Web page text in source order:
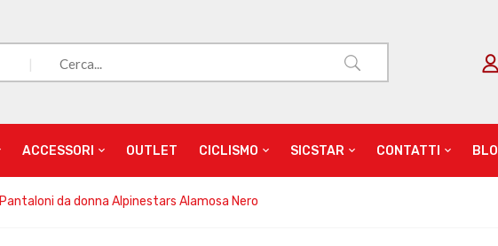
ACCESSORI OUTLET CICLISMO SICSTAR CONTATTI
Pantaloni da donna Alpinestars Alamosa Nero